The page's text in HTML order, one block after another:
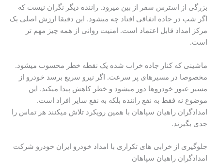
بزرگی از استرس سفر از بین میرود. راننده دیگر نگران نیست که
اگر شب در جاده اتفاقی افتاد چه میشود. این دقیقا ارزش اصلی یک
مرکز امداد قابل اعتماد است. امنیت روانی از همه چیز مهم تر
است.
ماشینی که کنار جاده خراب شده یک نقطه خطر محسوب میشود.
مخصوصا در مسیرهای پر سرعت. اگر نیرو سریع برسد خودرو از
مسیر عبور خودروها دور میشود و خطر کاهش پیدا میکند. این
موضوع نه فقط به نفع راننده بلکه به نفع سایر افراد است.
امدادگران راهیان سپاهان با همین رویکرد تلاش میکنند هر تماس را
جدی بگیرند.
جلوگیری از خرابی های تکراری با امداد خودرو ایران خودرو شرکت
امدادگران راهیان سپاهان